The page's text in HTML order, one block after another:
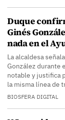
Duque
Ginés
nada en el
La alcaldesa
González durante
notable y justifica
la misma línea de
BIOSFERA DIGITAL